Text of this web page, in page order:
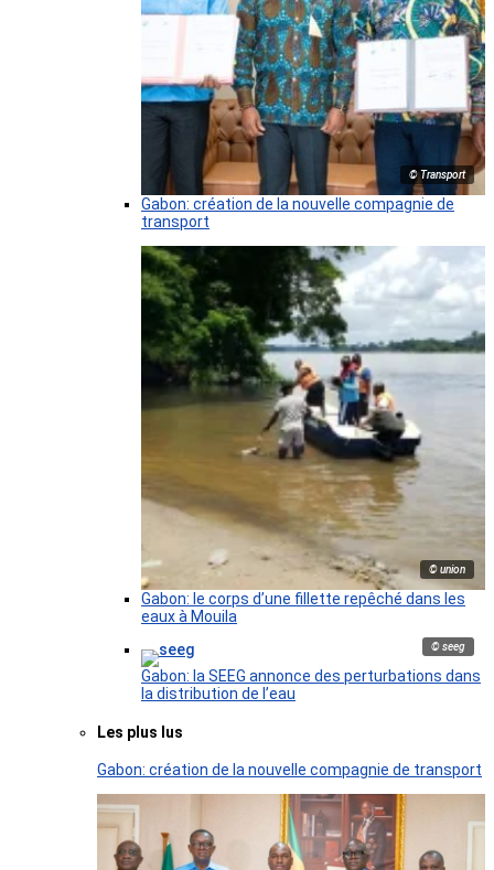
© Transport
Gabon: création de la nouvelle compagnie de
transport
© union
Gabon: le corps d’une fillette repêché dans les
eaux à Mouila
© seeg
Gabon: la SEEG annonce des perturbations dans
la distribution de l’eau
Les plus lus
Gabon: création de la nouvelle compagnie de transport